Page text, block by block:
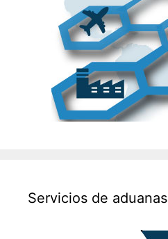
Servicios de aduanas